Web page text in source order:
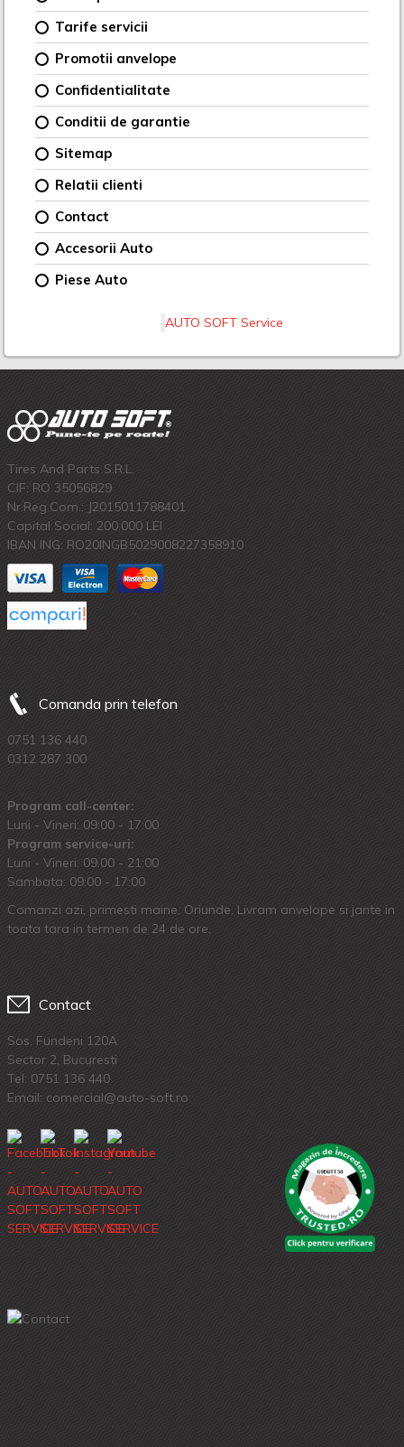
Tarife servicii
Promotii anvelope
Confidentialitate
Conditii de garantie
Sitemap
Relatii clienti
Contact
Accesorii Auto
Piese Auto
AUTO SOFT Service
Tires And Parts S.R.L.
CIF: RO 35056829
Nr.Reg.Com.: J2015011788401
Capital Social: 200.000 LEI
IBAN ING: RO20INGB5029008227358910
Comanda prin telefon
0751 136 440
0312 287 300
Program call-center:
Luni - Vineri: 09:00 - 17:00
Program service-uri:
Luni - Vineri: 09.00 - 21:00
Sambata: 09:00 - 17:00
Comanzi azi, primesti maine. Oriunde. Livram anvelope si jante in
toata tara in termen de 24 de ore.
Contact
Sos. Fundeni 120A
Sector 2, Bucuresti
Tel: 0751 136 440
Email: comercial@auto-soft.ro